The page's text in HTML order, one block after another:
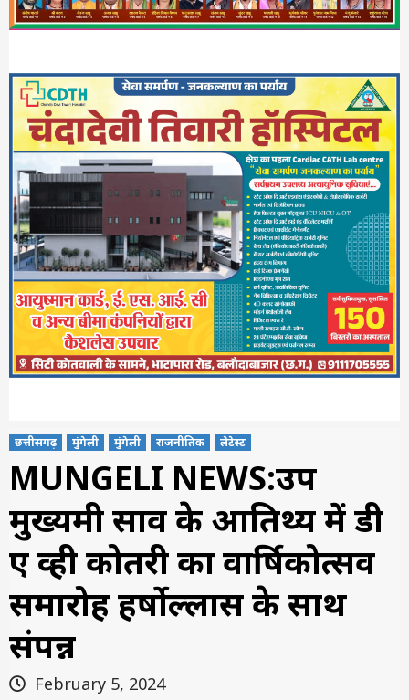
छत्तीसगढ़ मुंगेली मुंगेली राजनीतिक लेटेस्ट
MUNGELI NEWS:उप
मुख्यमंत्री साव के आतिथ्य में डी
ए व्ही कोतरी का वार्षिकोत्सव
समारोह हर्षोल्लास के साथ
संपन्न
February 5, 2024